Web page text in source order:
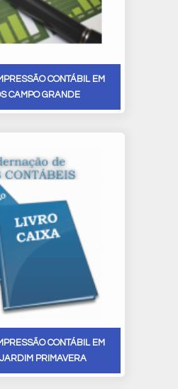
CONTÁBIL EM
CAMPO GRANDE
CONTÁBIL EM
PRIMAVERA